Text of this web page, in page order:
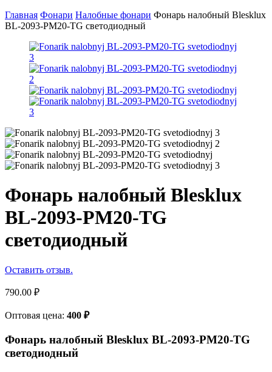
Главная Фонари Налобные фонари Фонарь налобный Blesklux
BL-2093-PM20-TG светодиодный
Фонарь налобный Blesklux
BL-2093-PM20-TG
светодиодный
Оставить отзыв.
790.00 ₽
Оптовая цена: 400 ₽
Фонарь налобный Blesklux BL-2093-PM20-TG
светодиодный